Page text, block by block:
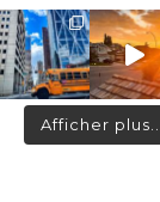
Afficher